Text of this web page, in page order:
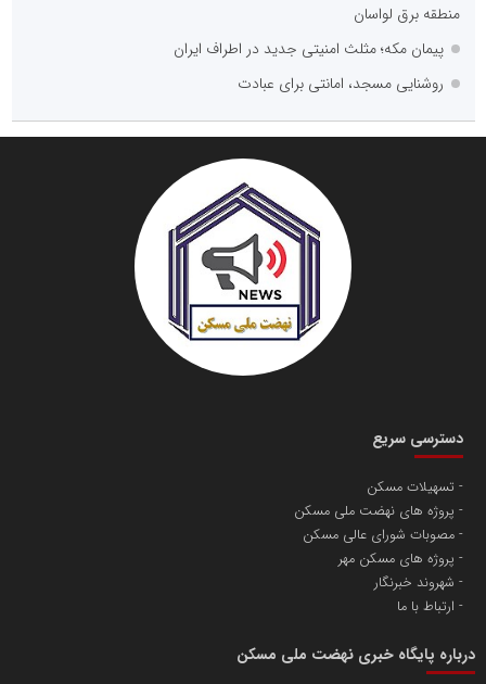
منطقه برق لواسان
پیمان مکه؛ مثلث امنیتی جدید در اطراف ایران
روشنایی مسجد، امانتی برای عبادت
دسترسی سریع
تسهیلات مسکن
پروژه های نهضت ملی مسکن
مصوبات شورای عالی مسکن
پروژه های مسکن مهر
شهروند خبرنگار
ارتباط با ما
درباره پایگاه خبری نهضت ملی مسکن